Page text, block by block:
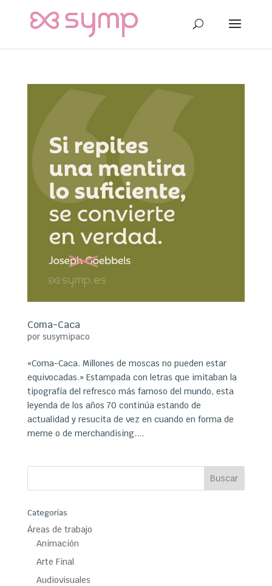
Coma-Caca
por susymipaco
«Coma-Caca. Millones de moscas no pueden estar
equivocadas.» Estampada con letras que imitaban la
tipografía del refresco más famoso del mundo, esta
leyenda de los años 70 continúa estando de
actualidad y resucita de vez en cuando en forma de
meme o de merchandising....
Categorías
Áreas de trabajo
Animación
Arte Final
Audiovisuales